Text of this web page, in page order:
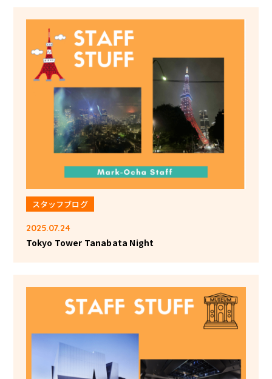
スタッフブログ
2025.07.24
Tokyo Tower Tanabata Night